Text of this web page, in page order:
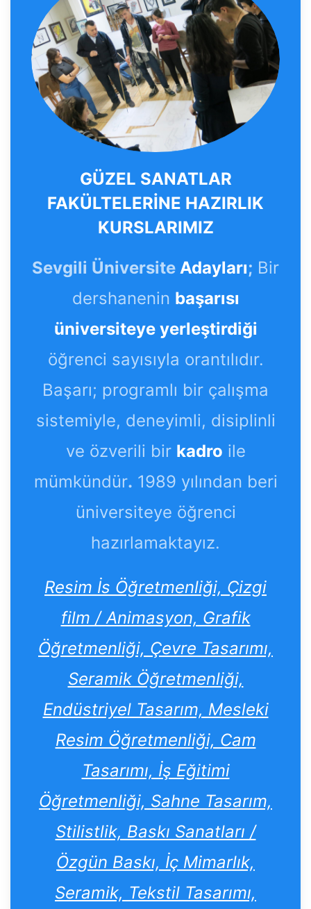
GÜZEL SANATLAR
FAKÜLTELERİNE HAZIRLIK
KURSLARIMIZ
Sevgili Üniversite Adayları; Bir
dershanenin başarısı
üniversiteye yerleştirdiği
öğrenci sayısıyla orantılıdır.
Başarı; programlı bir çalışma
sistemiyle, deneyimli, disiplinli
ve özverili bir kadro ile
mümkündür. 1989 yılından beri
üniversiteye öğrenci
hazırlamaktayız.
Resim İs Öğretmenliği, Çizgi
film / Animasyon, Grafik
Öğretmenliği, Çevre Tasarımı,
Seramik Öğretmenliği,
Endüstriyel Tasarım, Mesleki
Resim Öğretmenliği, Cam
Tasarımı, İş Eğitimi
Öğretmenliği, Sahne Tasarım,
Stilistlik, Baskı Sanatları /
Özgün Baskı, İç Mimarlık,
Seramik, Tekstil Tasarımı,